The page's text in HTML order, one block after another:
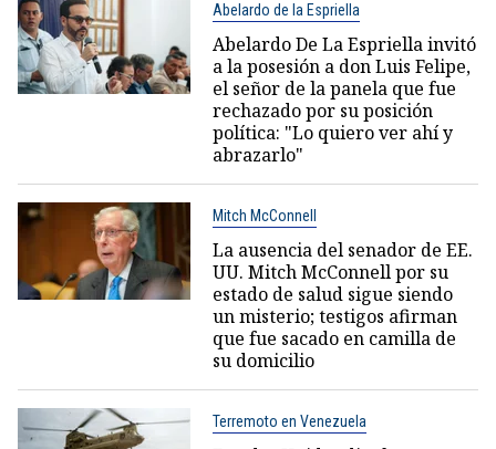
Abelardo de la Espriella
Abelardo De La Espriella invitó
a la posesión a don Luis Felipe,
el señor de la panela que fue
rechazado por su posición
política: "Lo quiero ver ahí y
abrazarlo"
Mitch McConnell
La ausencia del senador de EE.
UU. Mitch McConnell por su
estado de salud sigue siendo
un misterio; testigos afirman
que fue sacado en camilla de
su domicilio
Terremoto en Venezuela